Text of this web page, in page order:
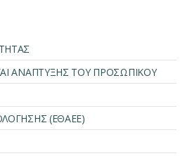
ΑΝΑΠΤΥΞΗΣ ΤΟΥ ΠΡΟΣΩΠΙΚΟΥ
(ΕΘΑΕΕ)